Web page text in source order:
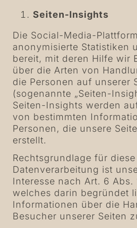
Seiten-Insights
Die Social-Media-
anonymisierte Statistiken
bereit, mit deren Hilfe wir
über die Arten von
die Personen auf unserer
(sogenannte „Seiten-
Seiten-Insights werden
von bestimmten
Personen, die unsere
erstellt.
Rechtsgrundlage für diese
Datenverarbeitung ist
Interesse nach Art. 6 Abs.
welches darin begründet
Informationen über die
Besucher unserer Seiten